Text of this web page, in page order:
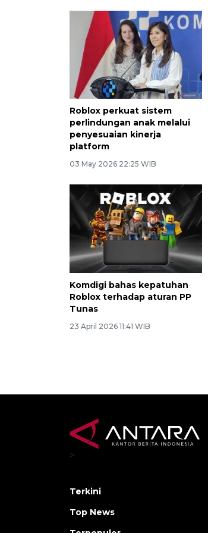
Roblox perkuat sistem
perlindungan anak melalui
penyesuaian kinerja
platform
03 May 2026 22:25 WIB
Komdigi bahas kepatuhan
Roblox terhadap aturan PP
Tunas
23 April 2026 11:41 WIB
>
Terkini
Top News